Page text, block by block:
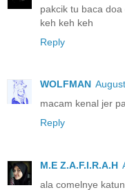
pakcik tu baca doa
keh keh keh
Reply
WOLFMAN
macam kenal jer
Reply
M.E Z.A.F.I.R.A.H
ala comelnye